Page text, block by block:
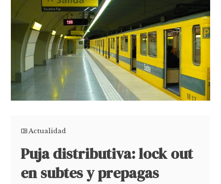
Actualidad
Puja distributiva: lock out
en subtes y prepagas